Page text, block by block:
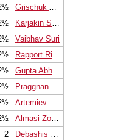
Grischuk Alexander
Karjakin Sergey
Vaibhav Suri
Rapport Richard
Gupta Abhijeet
Praggnanandhaa R
Artemiev Vladislav
Almasi Zoltan
2
Debashis Das